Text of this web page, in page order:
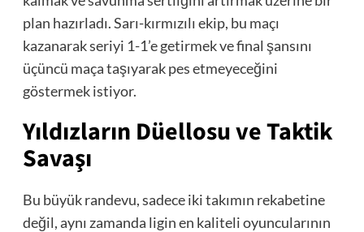
plan hazırladı. Sarı-kırmızılı ekip, bu maçı
kazanarak seriyi 1-1’e getirmek ve final şansını
üçüncü maça taşıyarak pes etmeyeceğini
göstermek istiyor.
Yıldızların Düellosu ve Taktik
Savaşı
Bu büyük randevu, sadece iki takımın rekabetine
değil, aynı zamanda ligin en kaliteli oyuncularının